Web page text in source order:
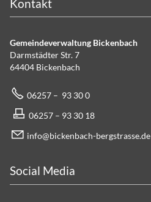
Kontakt
Gemeindeverwaltung Bickenbach
Darmstädter Str. 7
64404 Bickenbach
06257 – 93 30 0
06257 – 93 30 18
info@bickenbach-bergstrasse.de
Social Media